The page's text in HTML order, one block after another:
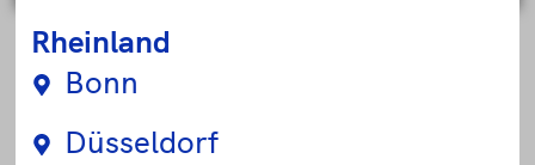
Rheinland
Bonn
Düsseldorf